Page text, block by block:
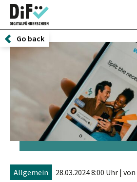
Go back
Allgemein 28.03.2024 8:00 Uhr | von